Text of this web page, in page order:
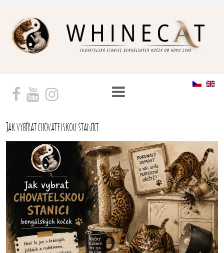
Jak vybírat chovatelskou stanici